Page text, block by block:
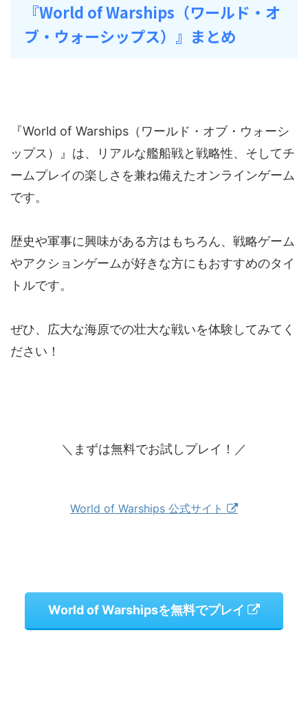
『World of Warships（ワールド・オ
ブ・ウォーシップス）』まとめ
『World of Warships（ワールド・オブ・ウォーシ
ップス）』は、リアルな艦船戦と戦略性、そしてチ
ームプレイの楽しさを兼ね備えたオンラインゲーム
です。
歴史や軍事に興味がある方はもちろん、戦略ゲーム
やアクションゲームが好きな方にもおすすめのタイ
トルです。
ぜひ、広大な海原での壮大な戦いを体験してみてく
ださい！
＼まずは無料でお試しプレイ！／
World of Warships 公式サイト
World of Warshipsを無料でプレイ